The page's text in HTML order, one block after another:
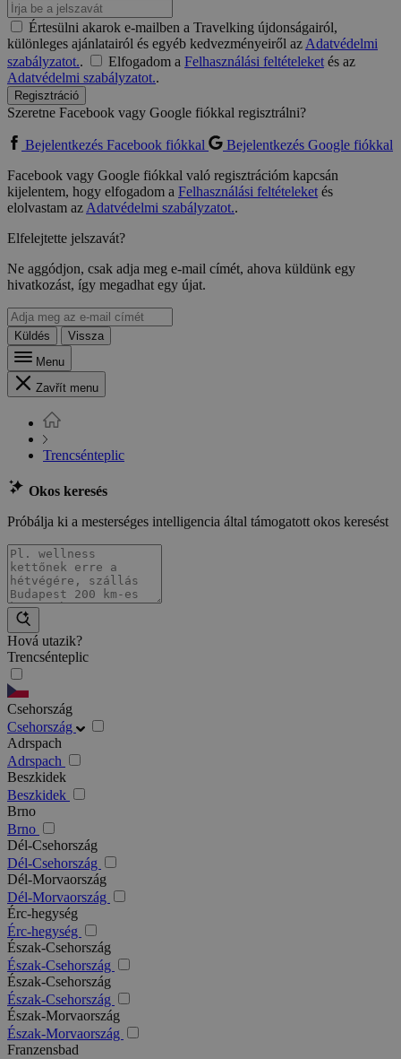
Értesülni akarok e-mailben a Travelking újdonságairól,
különleges ajánlatairól és egyéb kedvezményeiről azAdatvédelmi
szabályzatot.. Elfogadom a Felhasználási feltételeketés az
Adatvédelmi szabályzatot..
Regisztráció
Szeretne Facebook vagy Google fiókkal regisztrálni?
Bejelentkezés Facebook fiókkal
Bejelentkezés Google fiókkal
Facebook vagy Google fiókkal való regisztrációm kapcsán
kijelentem, hogy elfogadom a Felhasználási feltételeketés
elolvastam azAdatvédelmi szabályzatot..
Elfelejtette jelszavát?
Ne aggódjon, csak adja meg e-mail címét, ahova küldünk egy
hivatkozást, így megadhat egy újat.
Küldés
Vissza
Menu
Zavřít menu
Trencsénteplic
Okos keresés
Próbálja ki a mesterséges intelligencia által támogatott okos keresést
Hová utazik?
Trencsénteplic
Csehország
Csehország
Adrspach
Adrspach
Beszkidek
Beszkidek
Brno
Brno
Dél-Csehország
Dél-Csehország
Dél-Morvaország
Dél-Morvaország
Érc-hegység
Érc-hegység
Észak-Csehország
Észak-Csehország
Észak-Csehország
Észak-Csehország
Észak-Morvaország
Észak-Morvaország
Franzensbad